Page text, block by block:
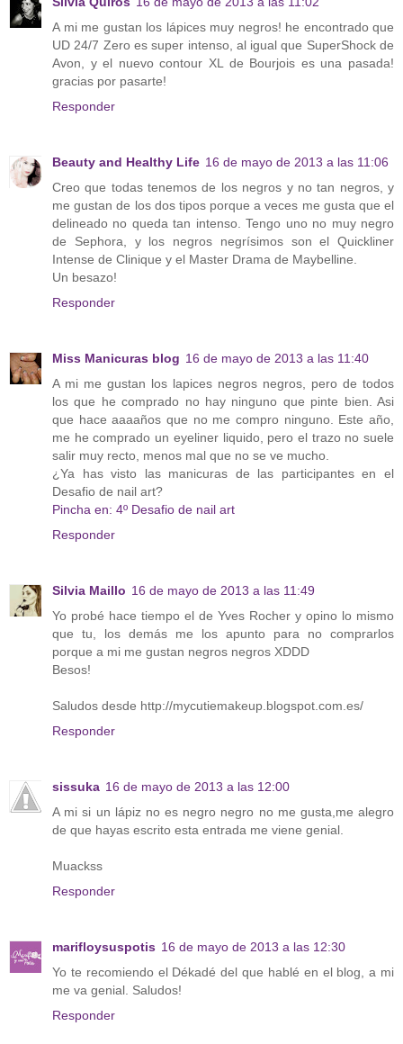
A mi me gustan los lápices muy negros! he encontrado que
UD 24/7 Zero es super intenso, al igual que SuperShock de
Avon, y el nuevo contour XL de Bourjois es una pasada!
gracias por pasarte!
Responder
Beauty and Healthy Life 16 de mayo de 2013 a las 11:06
Creo que todas tenemos de los negros y no tan negros, y
me gustan de los dos tipos porque a veces me gusta que el
delineado no queda tan intenso. Tengo uno no muy negro
de Sephora, y los negros negrísimos son el Quickliner
Intense de Clinique y el Master Drama de Maybelline.
Un besazo!
Responder
Miss Manicuras blog 16 de mayo de 2013 a las 11:40
A mi me gustan los lapices negros negros, pero de todos
los que he comprado no hay ninguno que pinte bien. Asi
que hace aaaaños que no me compro ninguno. Este año,
me he comprado un eyeliner liquido, pero el trazo no suele
salir muy recto, menos mal que no se ve mucho.
¿Ya has visto las manicuras de las participantes en el
Desafio de nail art?
Pincha en: 4º Desafio de nail art
Responder
Silvia Maillo 16 de mayo de 2013 a las 11:49
Yo probé hace tiempo el de Yves Rocher y opino lo mismo
que tu, los demás me los apunto para no comprarlos
porque a mi me gustan negros negros XDDD
Besos!
Saludos desde http://mycutiemakeup.blogspot.com.es/
Responder
sissuka 16 de mayo de 2013 a las 12:00
A mi si un lápiz no es negro negro no me gusta,me alegro
de que hayas escrito esta entrada me viene genial.
Muackss
Responder
marifloysuspotis 16 de mayo de 2013 a las 12:30
Yo te recomiendo el Dékadé del que hablé en el blog, a mi
me va genial. Saludos!
Responder